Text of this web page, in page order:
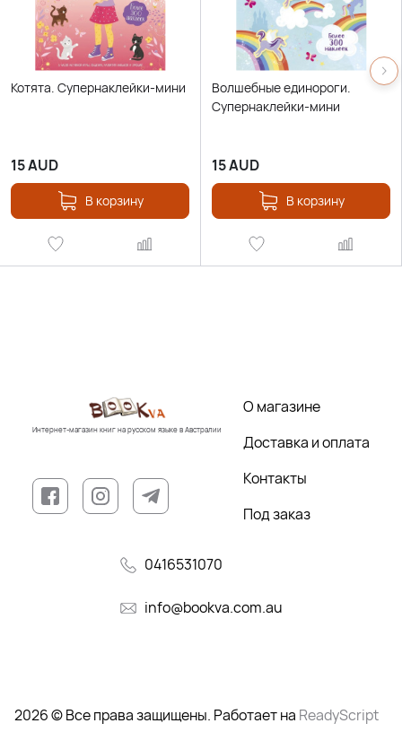
Котята. Супернаклейки-мини
15AUD
В корзину
Волшебные единороги.
Супернаклейки-мини
15AUD
В корзину
Интернет-магазин книг на русском языке в Австралии
О магазине
Доставка и оплата
Контакты
Под заказ
0416531070
info@bookva.com.au
2026 © Все права защищены. Работает на ReadyScript